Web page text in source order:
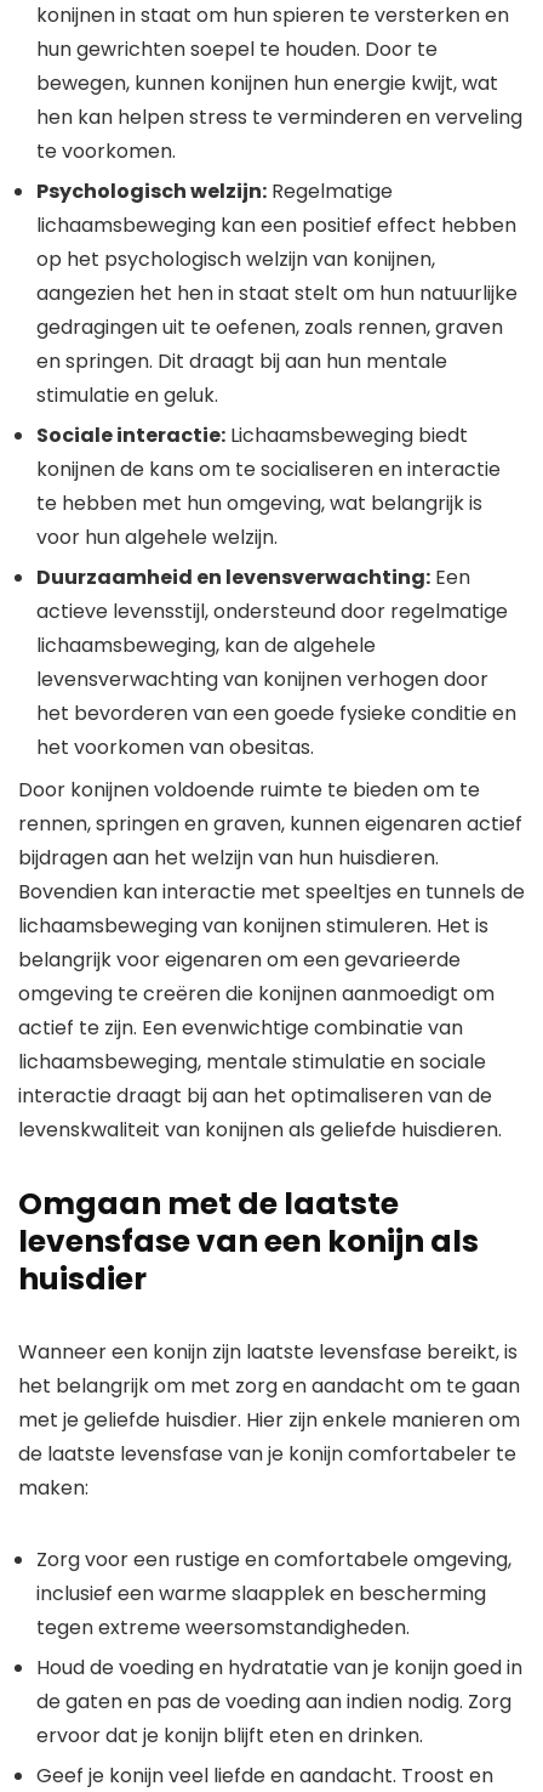
konijnen in staat om hun spieren te versterken en
hun gewrichten soepel te houden. Door te
bewegen, kunnen konijnen hun energie kwijt, wat
hen kan helpen stress te verminderen en verveling
te voorkomen.
Psychologisch welzijn: Regelmatige
lichaamsbeweging kan een positief effect hebben
op het psychologisch welzijn van konijnen,
aangezien het hen in staat stelt om hun natuurlijke
gedragingen uit te oefenen, zoals rennen, graven
en springen. Dit draagt bij aan hun mentale
stimulatie en geluk.
Sociale interactie: Lichaamsbeweging biedt
konijnen de kans om te socialiseren en interactie
te hebben met hun omgeving, wat belangrijk is
voor hun algehele welzijn.
Duurzaamheid en levensverwachting: Een
actieve levensstijl, ondersteund door regelmatige
lichaamsbeweging, kan de algehele
levensverwachting van konijnen verhogen door
het bevorderen van een goede fysieke conditie en
het voorkomen van obesitas.
Door konijnen voldoende ruimte te bieden om te
rennen, springen en graven, kunnen eigenaren actief
bijdragen aan het welzijn van hun huisdieren.
Bovendien kan interactie met speeltjes en tunnels de
lichaamsbeweging van konijnen stimuleren. Het is
belangrijk voor eigenaren om een gevarieerde
omgeving te creëren die konijnen aanmoedigt om
actief te zijn. Een evenwichtige combinatie van
lichaamsbeweging, mentale stimulatie en sociale
interactie draagt bij aan het optimaliseren van de
levenskwaliteit van konijnen als geliefde huisdieren.
Omgaan met de laatste
levensfase van een konijn als
huisdier
Wanneer een konijn zijn laatste levensfase bereikt, is
het belangrijk om met zorg en aandacht om te gaan
met je geliefde huisdier. Hier zijn enkele manieren om
de laatste levensfase van je konijn comfortabeler te
maken:
Zorg voor een rustige en comfortabele omgeving,
inclusief een warme slaapplek en bescherming
tegen extreme weersomstandigheden.
Houd de voeding en hydratatie van je konijn goed in
de gaten en pas de voeding aan indien nodig. Zorg
ervoor dat je konijn blijft eten en drinken.
Geef je konijn veel liefde en aandacht. Troost en